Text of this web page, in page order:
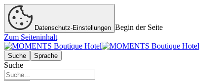
Datenschutz-Einstellungen Begin der Seite
Zum Seiteninhalt
Suche Sprache
Suche